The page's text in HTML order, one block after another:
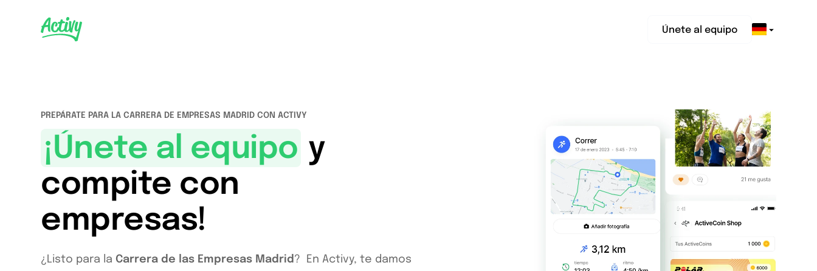
Únete al equipo
PREPÁRATE PARA LA CARRERA DE EMPRESAS MADRID CON ACTIVY
¡Únete al equipo y
compite con
empresas!
¿Listo para laCarrera de las Empresas Madrid ? En Activy, te damos